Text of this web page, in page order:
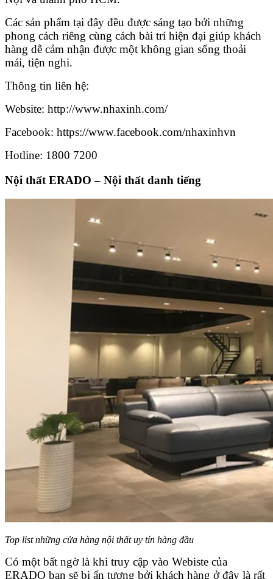
Các sản phẩm tại đây đều được sáng tạo bởi những
phong cách riêng cùng cách bài trí hiện đại giúp khách
hàng dễ cảm nhận được một không gian sống thoải
mái, tiện nghi.
Thông tin liên hệ:
Website: http://www.nhaxinh.com/
Facebook: https://www.facebook.com/nhaxinhvn
Hotline: 1800 7200
Nội thất ERADO – Nội thất danh tiếng
Top list những cửa hàng nội thất uy tín hàng đầu
Có một bất ngờ là khi truy cập vào Webiste của
ERADO bạn sẽ bị ấn tượng bởi khách hàng ở đây là rất